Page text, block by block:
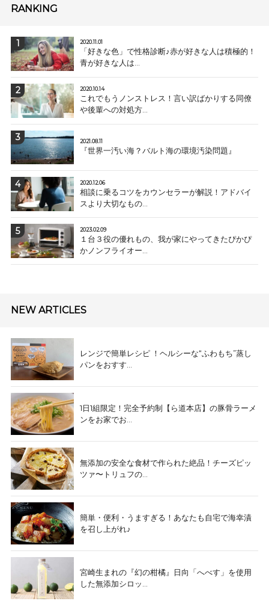
RANKING
2020.11.01
「好きな色」で性格診断♪赤が好きな人は積極的！
青が好きな人は...
2020.10.14
これでもうノンストレス！言い訳ばかりする同僚
や後輩への対処方...
2021.08.11
『世界一汚い海？バルト海の環境汚染問題』
2020.12.06
相談に乗るコツをカウンセラーが解説！アドバイ
スより大切なもの...
2023.02.09
１台３役の優れもの、我が家にやってきたぴかぴ
かノンフライオー...
NEW ARTICLES
レンジで簡単レシピ ！ヘルシーな“ふわもち”蒸し
パンをおすす...
1日1組限定！完全予約制【ら道本店】の豚骨ラーメ
ンをお家でお...
無添加の安全な食材で作られた絶品！チーズピッ
ツァ〜トリュフの...
簡単・便利・うますぎる！あなたも自宅で海幸漬
を召し上がれ♪
宮崎生まれの『幻の柑橘』日向「へべす」を使用
した無添加シロッ...